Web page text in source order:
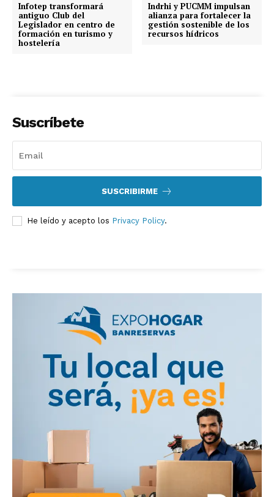
Infotep transformará
antiguo Club del
Legislador en centro de
formación en turismo y
hostelería
Indrhi y PUCMM impulsan
alianza para fortalecer la
gestión sostenible de los
recursos hídricos
Suscríbete
SUSCRIBIRME
He leído y acepto los Privacy Policy.